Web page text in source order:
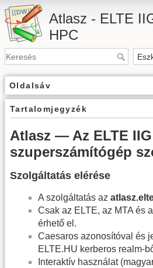
Atlasz - ELTE
HPC
Oldalsáv
Tartalomjegyzék
Atlasz — Az ELTE IIG
szuperszámítógép
Szolgáltatás elérése
A szolgáltatás az
Csak az ELTE, az MTA és
érhető el.
Caesaros azonosítóval és
ELTE.HU kerberos realm-
Interaktív használat